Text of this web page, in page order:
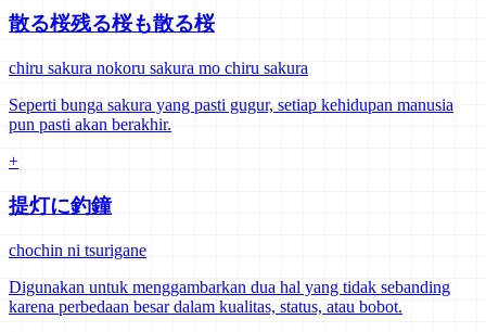
散る桜残る桜も散る桜
chiru sakura nokoru sakura mo chiru sakura
Seperti bunga sakura yang pasti gugur, setiap kehidupan manusia
pun pasti akan berakhir.
+
提灯に釣鐘
chochin ni tsurigane
Digunakan untuk menggambarkan dua hal yang tidak sebanding
karena perbedaan besar dalam kualitas, status, atau bobot.